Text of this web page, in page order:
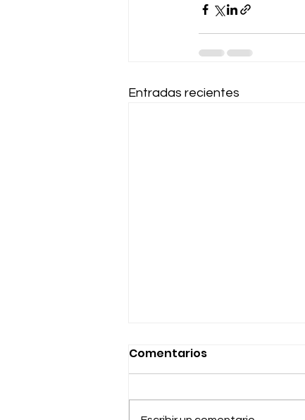
Entradas recientes
Comentarios